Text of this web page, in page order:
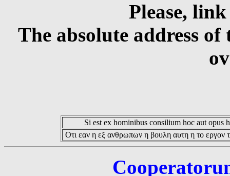
Please,
The absolute address
Si est ex hominibus consilium hoc aut opus
Οτι εαν η εξ ανθρωπων η βουλη αυτη η το εργον